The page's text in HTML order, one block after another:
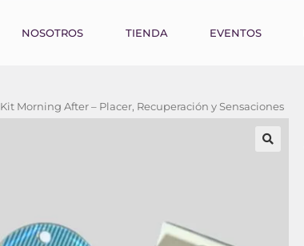
NOSOTROS TIENDA EVENTOS
Kit Morning After – Placer, Recuperación y Sensaciones